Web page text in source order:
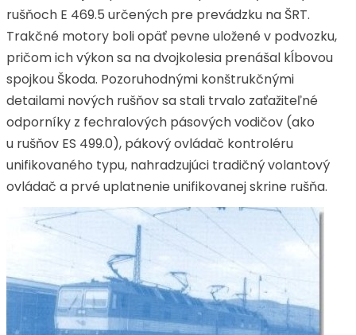
rušňoch E 469.5 určených pre prevádzku na ŠRT.
Trakčné motory boli opäť pevne uložené v podvozku,
pričom ich výkon sa na dvojkolesia prenášal kĺbovou
spojkou Škoda. Pozoruhodnými konštrukčnými
detailami nových rušňov sa stali trvalo zaťažiteľné
odporníky z fechralových pásových vodičov (ako
u rušňov ES 499.0), pákový ovládač kontroléru
unifikovaného typu, nahradzujúci tradičný volantový
ovládač a prvé uplatnenie unifikovanej skrine rušňa.